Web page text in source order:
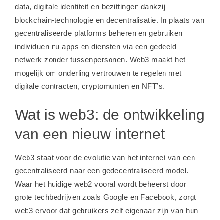
data, digitale identiteit en bezittingen dankzij
blockchain-technologie en decentralisatie. In plaats van
gecentraliseerde platforms beheren en gebruiken
individuen nu apps en diensten via een gedeeld
netwerk zonder tussenpersonen. Web3 maakt het
mogelijk om onderling vertrouwen te regelen met
digitale contracten, cryptomunten en NFT’s.
Wat is web3: de ontwikkeling
van een nieuw internet
Web3 staat voor de evolutie van het internet van een
gecentraliseerd naar een gedecentraliseerd model.
Waar het huidige web2 vooral wordt beheerst door
grote techbedrijven zoals Google en Facebook, zorgt
web3 ervoor dat gebruikers zelf eigenaar zijn van hun